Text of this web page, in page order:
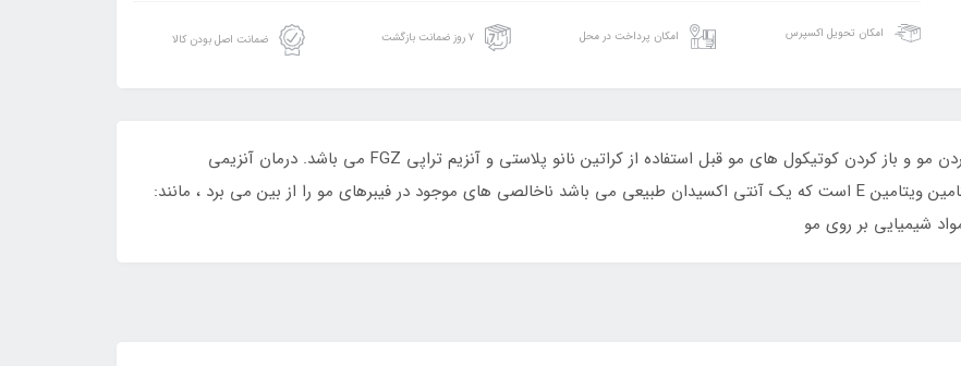
امکان تحویل اکسپرس امکان پرداخت در محل ۷ روز ضمانت بازگشت ضمانت اصل بودن کالا
شامپو قبل از کراتین اف جی زد دکتر تراپی برای تمیز کردن مو و باز کردن کوتیکول های مو قبل استفاده از کراتین نانو پلاستی و آنزیم تراپی FGZ می باشد. درمان آنزیمی
THERAPY بدون آسیب رساندن به الیاف مو .حاوی ویتامین ویتامین E است که یک آنتی اکسیدان طبیعی می باشد ناخالصی های موجود در فیبرهای مو را از بین می برد ، مانند:
شیمیایی بر روی مو